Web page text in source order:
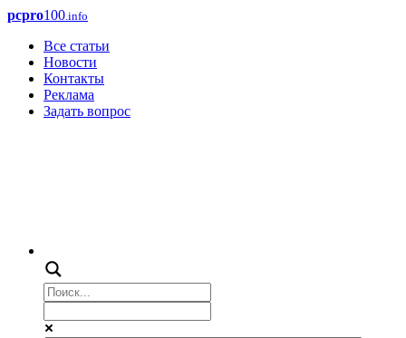
pcpro100.info
Все статьи
Новости
Контакты
Реклама
Задать вопрос